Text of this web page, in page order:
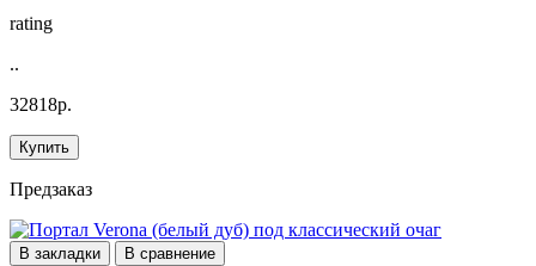
rating
..
32818р.
Купить
Предзаказ
В закладки В сравнение